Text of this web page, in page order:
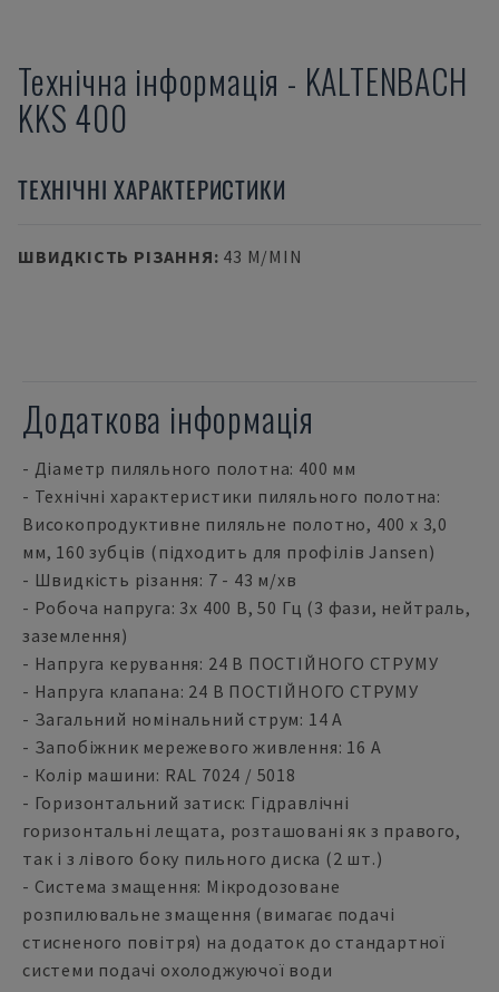
Технічна інформація - KALTENBACH
KKS 400
ТЕХНІЧНІ ХАРАКТЕРИСТИКИ
ШВИДКІСТЬ РІЗАННЯ: 43 M/MIN
Додаткова інформація
- Діаметр пиляльного полотна: 400 мм
- Технічні характеристики пиляльного полотна:
Високопродуктивне пиляльне полотно, 400 x 3,0
мм, 160 зубців (підходить для профілів Jansen)
- Швидкість різання: 7 - 43 м/хв
- Робоча напруга: 3x 400 В, 50 Гц (3 фази, нейтраль,
заземлення)
- Напруга керування: 24 В ПОСТІЙНОГО СТРУМУ
- Напруга клапана: 24 В ПОСТІЙНОГО СТРУМУ
- Загальний номінальний струм: 14 А
- Запобіжник мережевого живлення: 16 А
- Колір машини: RAL 7024 / 5018
- Горизонтальний затиск: Гідравлічні
горизонтальні лещата, розташовані як з правого,
так і з лівого боку пильного диска (2 шт.)
- Система змащення: Мікродозоване
розпилювальне змащення (вимагає подачі
стисненого повітря) на додаток до стандартної
системи подачі охолоджуючої води